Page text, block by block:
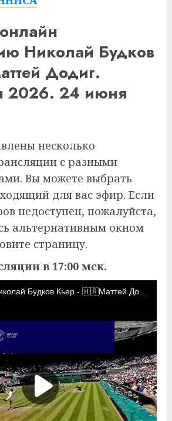
Николай Будков
Додиг.
2026. 24 июня
несколько
с разными
Вы можете выбрать
для вас эфир. Если
недоступен, пожалуйста,
альтернативным окном
страницу.
в 17:00 мск.